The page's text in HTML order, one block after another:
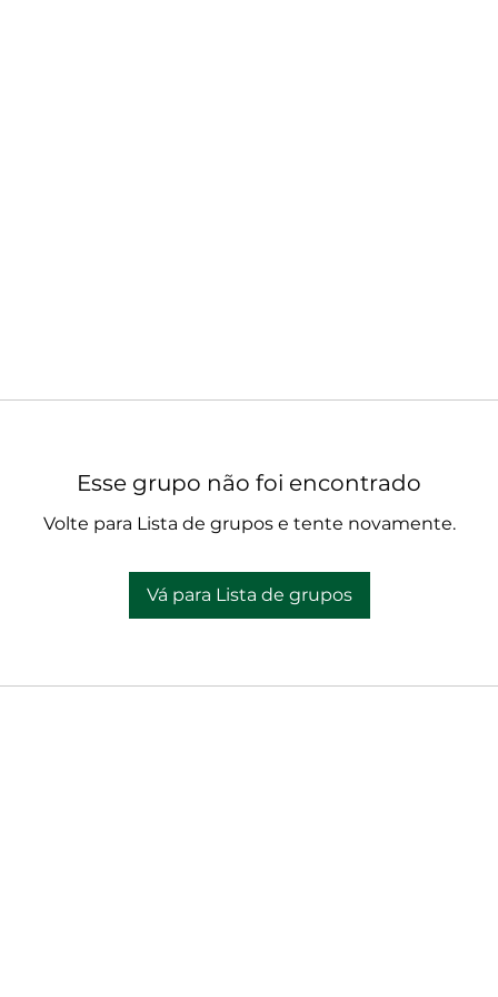
Esse grupo não foi encontrado
Volte para Lista de grupos e tente novamente.
Vá para Lista de grupos